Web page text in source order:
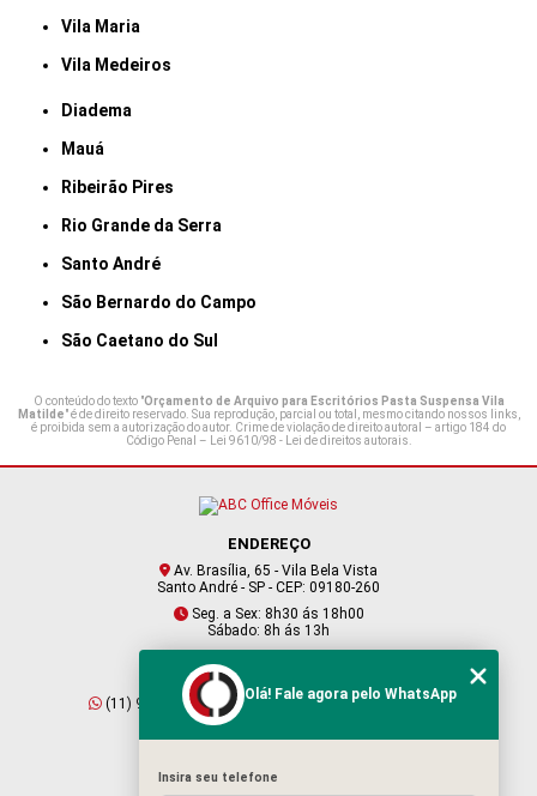
Vila Maria
Vila Medeiros
Diadema
Mauá
Ribeirão Pires
Rio Grande da Serra
Santo André
São Bernardo do Campo
São Caetano do Sul
O conteúdo do texto "Orçamento de Arquivo para Escritórios Pasta Suspensa Vila
Matilde" é de direito reservado. Sua reprodução, parcial ou total, mesmo citando nossos links,
é proibida sem a autorização do autor. Crime de violação de direito autoral – artigo 184 do
Código Penal – Lei 9610/98 - Lei de direitos autorais.
ENDEREÇO
Av. Brasília, 65 - Vila Bela Vista
Santo André - SP - CEP: 09180-260
Seg. a Sex: 8h30 ás 18h00
Sábado: 8h ás 13h
CONTATO
(11) 95409-2229
(11) 4901-6045
vendas@abcofficemoveis.com.br
Olá! Fale agora pelo WhatsApp
Insira seu telefone